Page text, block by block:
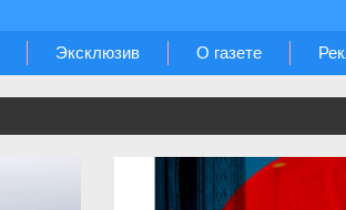
Эксклюзив О газете